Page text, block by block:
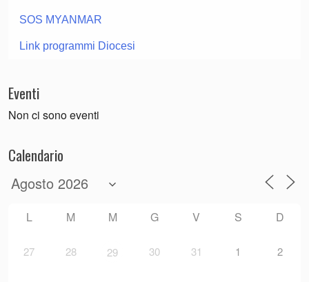
SOS MYANMAR
Link programmi Diocesi
Eventi
Non ci sono eventi
Calendario
L M M G V S D
27 28 29 30 31 1 2